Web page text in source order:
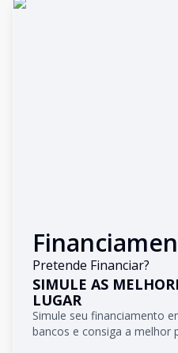
Pretende Financiar?
SIMULE AS
LUGAR
Simule seu financiamento
bancos e consiga a melhor